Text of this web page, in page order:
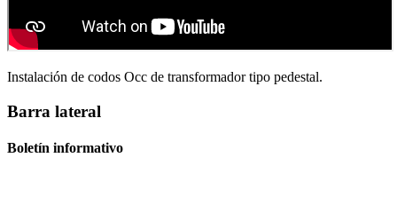
Instalación de codos Occ de transformador tipo pedestal.
Barra lateral
Boletín informativo